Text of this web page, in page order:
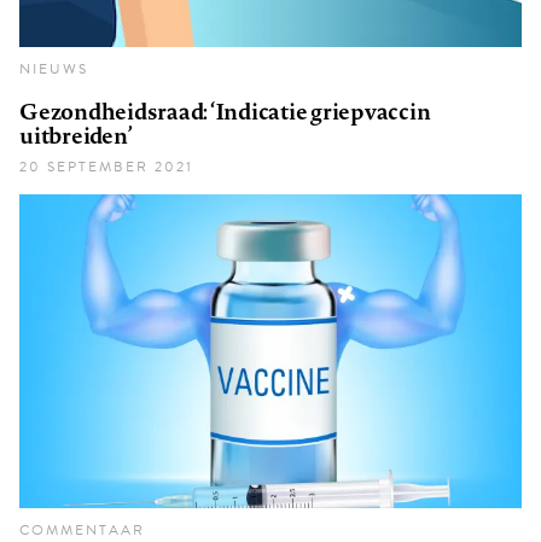
NIEUWS
Gezondheidsraad: ‘Indicatie griepvaccin
uitbreiden’
20 SEPTEMBER 2021
COMMENTAAR